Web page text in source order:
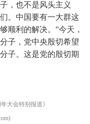
，也不是风头主义
。中国要有一大群这
顺利的解决。”今天，
子，党中央殷切希望
子。这是党的殷切期
大会特别报道》